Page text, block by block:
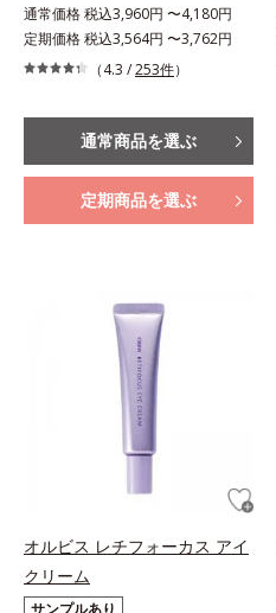
通常価格 税込3,960円 〜4,180円
定期価格 税込3,564円 〜3,762円
（4.3 /253件）
通常商品を選ぶ
定期商品を選ぶ
オルビス レチフォーカス アイ
クリーム
サンプルあり